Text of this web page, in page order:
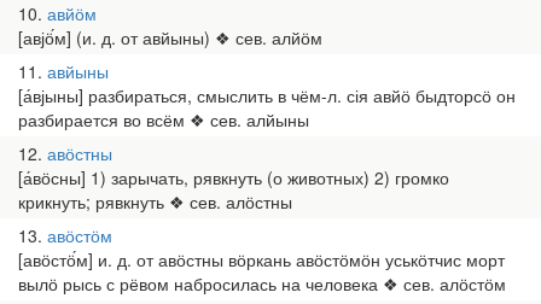
10 авйӧм
[авјӧ́м] (и. д. от авйыны) ❖ сев. алйӧм
11 авйыны
[а́вјыны] разбираться, смыслить в чём-л. сія авйӧ быдторсӧ он
разбирается во всём ❖ сев. алйыны
12 авӧстны
[а́вӧсны] 1) зарычать, рявкнуть (о животных) 2) громко
крикнуть; рявкнуть ❖ сев. алӧстны
13 авӧстӧм
[авӧстӧ́м] и. д. от авӧстны вӧркань авӧстӧмӧн уськӧтчис морт
вылӧ рысь с рёвом набросилась на человека ❖ сев. алӧстӧм